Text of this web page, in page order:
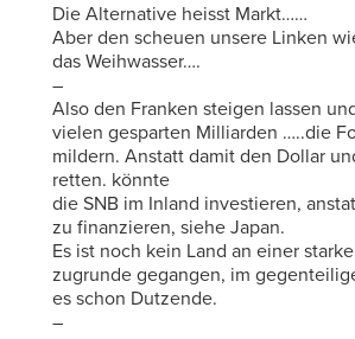
Die Alternative heisst Markt……
Aber den scheuen unsere Linken
das Weihwasser….
–
Also den Franken steigen lassen
vielen gesparten Milliarden …..die
mildern. Anstatt damit den Dollar
retten. könnte
die SNB im Inland investieren,
zu finanzieren, siehe Japan.
Es ist noch kein Land an einer
zugrunde gegangen, im
es schon Dutzende.
–